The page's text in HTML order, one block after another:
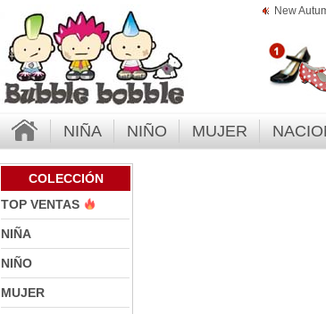
New
NIÑA NIÑO MUJER
COLECCIÓN
TOP VENTAS
NIÑA
NIÑO
MUJER